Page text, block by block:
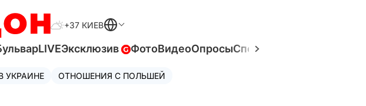
+37 КИЕВ
LIVEЭксклюзив ФотоВидеоОпросыСпецпроекты
УКРАИНЕ ОТНОШЕНИЯ С ПОЛЬШЕЙ